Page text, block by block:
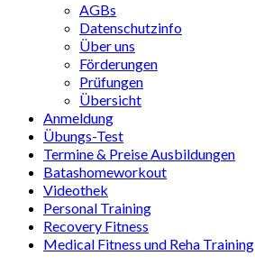
AGBs
Datenschutzinfo
Über uns
Förderungen
Prüfungen
Übersicht
Anmeldung
Übungs-Test
Termine & Preise Ausbildungen
Batashomeworkout
Videothek
Personal Training
Recovery Fitness
Medical Fitness und Reha Training